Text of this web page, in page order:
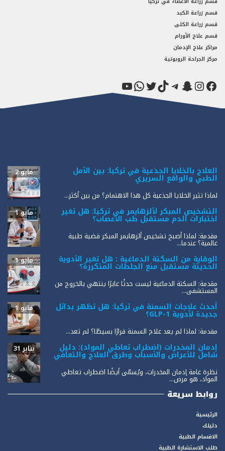
قسم زراعة الكبد
قسم زراعة الكلى
قسم علاج الأورام
مراكز علاج الإدمان
مركز الجراحة الروبوتية
فيسبوك
إنستجرام
سناب شاتتيليجرام
تيك توكتويترواتساب
يوتيوب
العلاج بالخلايا الجذعية في تركيا: بين الأمل
الطبي والواقع السريري
مايو 2
لماذا تثير الخلايا الجذعية كل هذا الاهتمام؟ من بين أكثر...
التشخيص المبكر لألزهايمر في تركيا: هل تغير
اختبارات الدم مستقبل طب الأعصاب؟
مايو 1
مقدمة: لماذا أصبح تشخيص ألزهايمر المبكر قضية طبية
عالمية؟ عندما...
الوقاية من السكتة الدماغية : هل تغير الأدوية
الحديثة مستقبل منع الجلطات المتكررة؟
مايو 1
مقدمة: السكتة الدماغية ليست حدثًا عابرًا ينتهي بالخروج من
المستشفى...
أحدث علاجات السمنة في تركيا: هل تظهر بدائل
جديدة لأدوية GLP-1؟
مايو 1
مقدمة: لماذا لم يعد علاج السمنة قرارًا بسيطًا؟ لم تعد...
إدمان المخدرات (اضطراب تعاطي المواد): دليل
شامل للأعراض والأسباب وطرق العلاج والتعافي
يناير 31
نظرة عامة إدمان المخدرات، ويُسمّى أيضًا اضطراب تعاطي
المواد، هو مرض...
روابط سريعة
الرئيسية
دليلك
الاقسام الطبية
طلب الاستشارة الطبية